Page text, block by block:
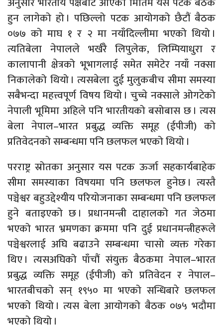
हुन लागेको हो । पछिल्लो पटक आयोगको छैटौं बैठक
०७७ को माघ १ र २ मा नयाँदिल्लीमा भएको थियो ।
त्यतिबेला नेपालले भर्खरै लिपुलेक, लिम्पियाधुरा र
कालापानी क्षेत्रको भूभागलाई समेत समेटेर नयाँ नक्सा
निकालेको थियो । त्यसबेला दुई मुलुकबीच सीमा समस्या
सबैभन्दा महत्त्वपूर्ण विषय थियो । चुच्चे नक्साले ओगटेको
नेपाली भूमिमा अहिले पनि भारतीयको बसोबास छ । त्यस
बेला नेपाल–भारत प्रबुद्ध व्यक्ति समूह (ईपीजी) को
प्रतिवेदनको सम्बन्धमा पनि छलफल भएको थियो ।
परराष्ट्र स्रोतका अनुसार यस पटक ऊर्जा सहकार्यबाहेक
सीमा समस्याका विषयमा पनि छलफल हुनेछ । त्यस्तै
पञ्चेश्वर बहुउद्देश्यीय परियोजनाका सम्बन्धमा पनि छलफल
हुने बताइएको छ । प्रधानमन्त्री दाहालको गत जेठमा
भएको भारत भ्रमणका क्रममा पनि दुई प्रधानमन्त्रीहरूले
पञ्चेश्वरलाई अघि बढाउने सम्बन्धमा चासो व्यक्त गरेका
थिए । त्यसअघिको पाँचौं संयुक्त बैठकमा नेपाल–भारत
प्रबुद्ध व्यक्ति समूह (ईपीजी) को प्रतिवेदन र नेपाल–
भारतबीचको सन् १९५० मा भएको सन्धिबारे छलफल
भएको थियो । त्यस बेला आयोगको बैठक ०७५ भदौमा
भएको थियो ।